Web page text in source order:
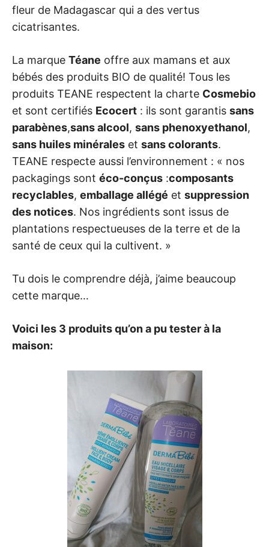
fleur de Madagascar qui a des vertus
cicatrisantes.
La marque Téane offre aux mamans et aux
bébés des produits BIO de qualité! Tous les
produits TEANE respectent la charte Cosmebio
et sont certifiés Ecocert : ils sont garantis sans
parabènes,sans alcool, sans phenoxyethanol,
sans huiles minérales et sans colorants.
TEANE respecte aussi l’environnement : « nos
packagings sont éco-conçus :composants
recyclables, emballage allégé et suppression
des notices. Nos ingrédients sont issus de
plantations respectueuses de la terre et de la
santé de ceux qui la cultivent. »
Tu dois le comprendre déjà, j’aime beaucoup
cette marque…
Voici les 3 produits qu’on a pu tester à la
maison: